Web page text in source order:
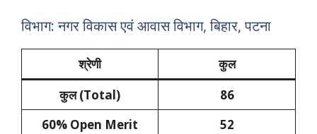
विभाग: नगर विकास एवं आवास विभाग, बिहार, पटना
श्रेणी
कुल
कुल (Total)
86
60% Open Merit
52